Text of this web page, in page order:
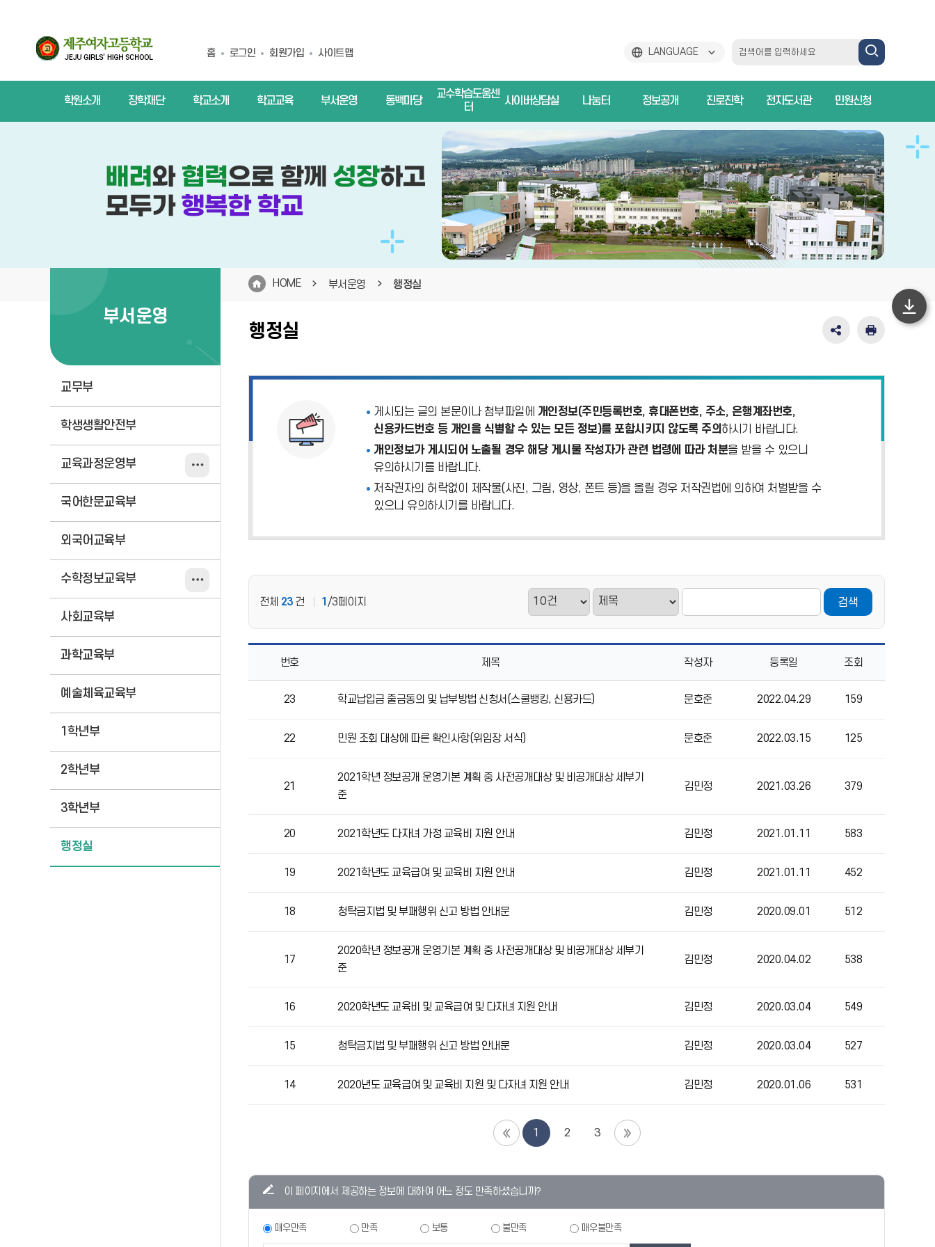
홈 로그인 회원가입 사이트맵 LANGUAGE
검
색
기
학원소개 장학재단 학교소개 학교교육 부서운영 동백마당
교수학습도움센
터
사이버상담실 나눔터 정보공개 진로진학 전자도서관 민원신청
부서운영
교무부
학생생활안전부
교육과정운영부
국어한문교육부
외국어교육부
수학정보교육부
사회교육부
과학교육부
예술체육교육부
1학년부
2학년부
3학년부
행정실
HOME 부서운영 행정실
행정실
SNS
영
인
게시되는 글의 본문이나 첨부파일에 개인정보(주민등록번호, 휴대폰번호, 주소, 은행계좌번호,
신용카드번호 등 개인을 식별할 수 있는 모든 정보)를 포함시키지 않도록 주의 하시기 바랍니다.
개인정보가 게시되어 노출될 경우 해당 게시물 작성자가 관련 법령에 따라 처분을 받을 수 있으니
유의하시기를 바랍니다.
저작권자의 허락없이 제작물(사진, 그림, 영상, 폰트 등)을 올릴 경우 저작권법에 의하여 처벌받을 수
있으니 유의하시기를 바랍니다.
전체 23 건 1 /3페이지 검색
목록으로
번호 제목 작성자 등록일 조회
23 학교납입금 출금동의 및 납부방법 신청서(스쿨뱅킹, 신용카드) 문호준 2022.04.29 159
22 민원 조회 대상에 따른 확인사항(위임장 서식) 문호준 2022.03.15 125
21
2021학년 정보공개 운영기본 계획 중 사전공개대상 및 비공개대상 세부기
준
김민정 2021.03.26 379
20 2021학년도 다자녀 가정 교육비 지원 안내 김민정 2021.01.11 583
19 2021학년도 교육급여 및 교육비 지원 안내 김민정 2021.01.11 452
18 청탁금지법 및 부패행위 신고 방법 안내문 김민정 2020.09.01 512
17
2020학년 정보공개 운영기본 계획 중 사전공개대상 및 비공개대상 세부기
준
김민정 2020.04.02 538
16 2020학년도 교육비 및 교육급여 및 다자녀 지원 안내 김민정 2020.03.04 549
15 청탁금지법 및 부패행위 신고 방법 안내문 김민정 2020.03.04 527
14 2020년도 교육급여 및 교육비 지원 및 다자녀 지원 안내 김민정 2020.01.06 531
1 2 3
콘텐츠
조사
이 페이지에서 제공하는 정보에 대하여 어느 정도 만족하셨습니까?
만족도매우만족 만족 보통 불만족 매우불만족
하